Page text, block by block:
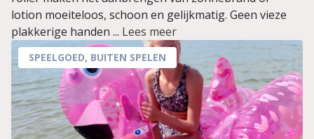
lotion moeiteloos, schoon en gelijkmatig. Geen vieze
plakkerige handen ... Lees meer
SPEELGOED, BUITEN SPELEN